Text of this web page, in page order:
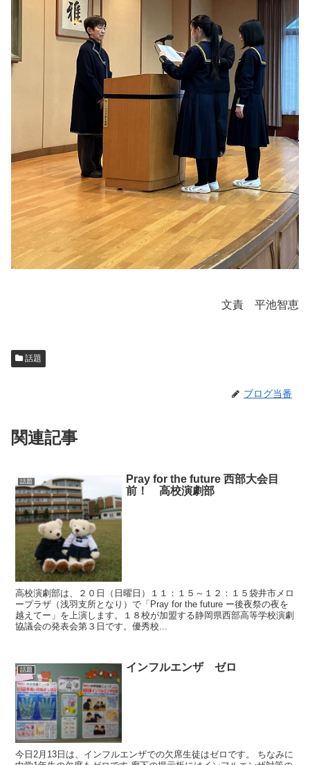
文責 平池智恵
話題
ブログ当番
関連記事
話題
Pray for the future 西部大会目
前！ 高校演劇部
高校演劇部は、２０日（日曜日）１１：１５～１２：１５袋井市メロ
ープラザ（浅羽支所となり）で「Pray for the future ー後夜祭の夜を
越えてー」を上演します。１８校が加盟する静岡県西部高等学校演劇
協議会の発表会第３日です。優秀校...
話題 インフルエンザ ゼロ
今日2月13日は、インフルエンザでの欠席生徒はゼロです。 ちなみに